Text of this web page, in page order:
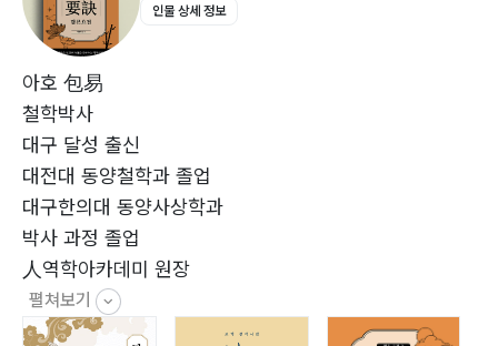
1) 역학설37
2) 간지론44
3) 육십갑자57
4) 절기론66
2. 명리학의 탄생77
1) 천원지방설77
2) 중화79
3) 명학 개념87
3. 명리와 운기론105
1) 운기학설106
2) 해역111
인물 상세 정보
아호 包易
철학박사
대구 달성 출신
대전대 동양철학과 졸업
대구한의대 동양사상학과
박사 과정 졸업
人역학아카데미 원장
펼쳐보기